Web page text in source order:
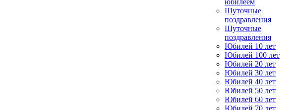
юбилеем
Шуточные
поздравления
Шуточные
поздравления
Юбилей 10 лет
Юбилей 100 лет
Юбилей 20 лет
Юбилей 30 лет
Юбилей 40 лет
Юбилей 50 лет
Юбилей 60 лет
Юбилей 70 лет